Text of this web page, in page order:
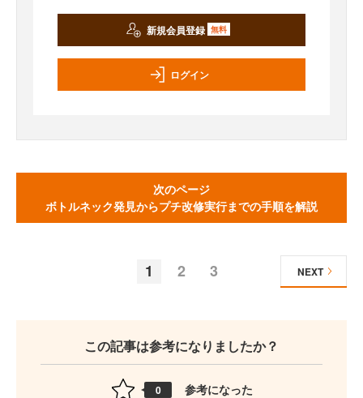
新規会員登録 無料
ログイン
次のページ
ボトルネック発見からプチ改修実行までの手順を解説
1 2 3 NEXT
この記事は参考になりましたか？
0 参考になった